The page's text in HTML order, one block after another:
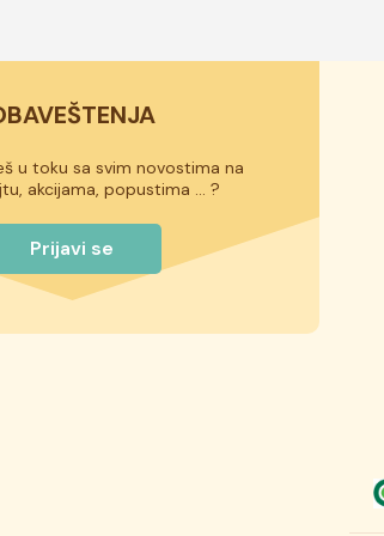
u toku sa svim novostima na
akcijama, popustima ... ?
Prijavi se